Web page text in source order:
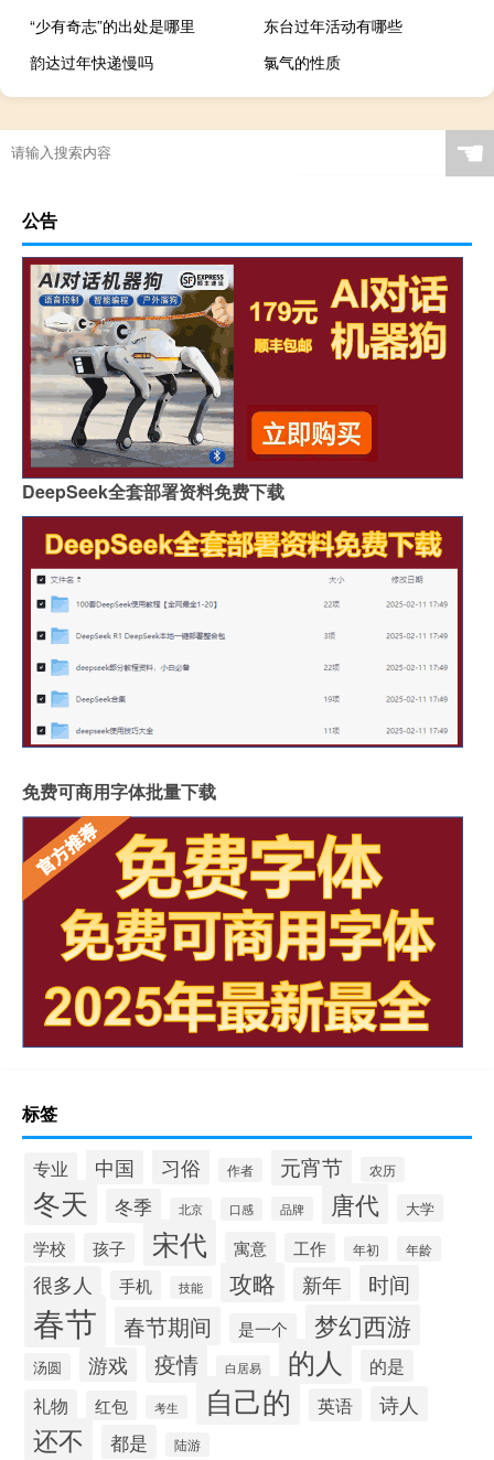
“少有奇志”的出处是哪里
东台过年活动有哪些
韵达过年快递慢吗
​氯气的性质
☚
公告
DeepSeek全套部署资料免费下载
免费可商用字体批量下载
标签
专业 中国 习俗 作者 元宵节 农历
冬天 冬季 北京 口感 品牌 唐代 大学
学校 孩子 宋代 寓意 工作 年初 年龄
很多人 手机 技能 攻略 新年 时间
春节 春节期间 是一个 梦幻西游
汤圆 游戏 疫情 白居易 的人
的是
礼物
红包 考生 自己的 英语 诗人
还不 都是 陆游